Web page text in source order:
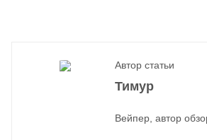
Автор статьи
Тимур
Вейпер, автор